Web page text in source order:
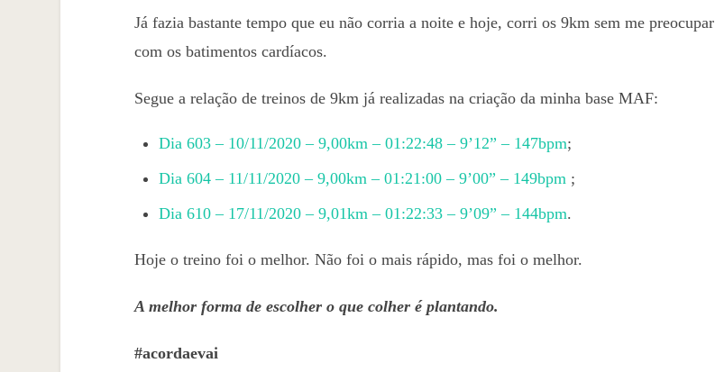
Já fazia bastante tempo que eu não corria a noite e hoje, corri os 9km sem me preocupar
com os batimentos cardíacos.
Segue a relação de treinos de 9km já realizadas na criação da minha base MAF:
Dia 603 – 10/11/2020 – 9,00km – 01:22:48 – 9’12” – 147bpm;
Dia 604 – 11/11/2020 – 9,00km – 01:21:00 – 9’00” – 149bpm ;
Dia 610 – 17/11/2020 – 9,01km – 01:22:33 – 9’09” – 144bpm.
Hoje o treino foi o melhor. Não foi o mais rápido, mas foi o melhor.
A melhor forma de escolher o que colher é plantando.
#acordaevai